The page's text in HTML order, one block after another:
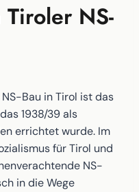
NS-
Bau in Tirol ist das
1938/39 als
errichtet wurde. Im
für Tirol und
NS-
in die Wege